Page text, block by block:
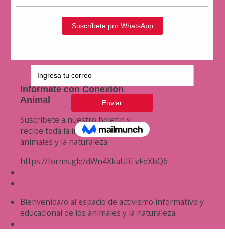
Infórmate con Conexión
Animal
Suscríbete a nuestro boletín y
recibe toda la información de los
animales y la naturaleza
https://forms.gle/dWn4XkaUBEvFeXbQ6
Bienvenida/o al espacio de activismo informativo y
educacional de los animales y la naturaleza.